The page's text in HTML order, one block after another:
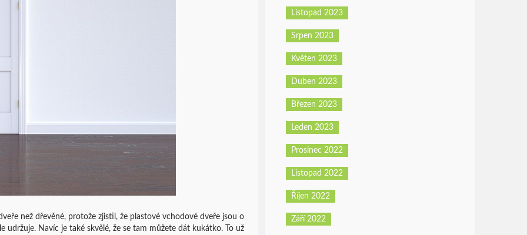
než dřevěné, protože zjistil, že plastové vchodové dveře jsou o
udržuje. Navíc je také skvělé, že se tam můžete dát kukátko. To už
Listopad 2023
Srpen 2023
Květen 2023
Duben 2023
Březen 2023
Leden 2023
Prosinec 2022
Listopad 2022
Říjen 2022
Září 2022